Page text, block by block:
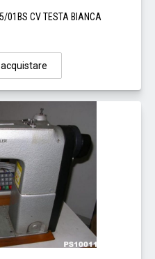
CV TESTA BIANCA